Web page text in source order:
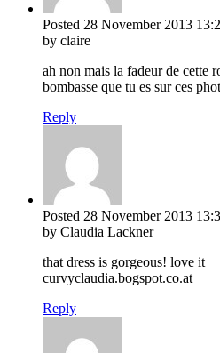
Posted 28 November 2013
by claire
ah non mais la fadeur de cette
bombasse que tu es sur ces
Reply
Posted 28 November 2013
by Claudia Lackner
that dress is gorgeous! love it
curvyclaudia.bogspot.co.at
Reply